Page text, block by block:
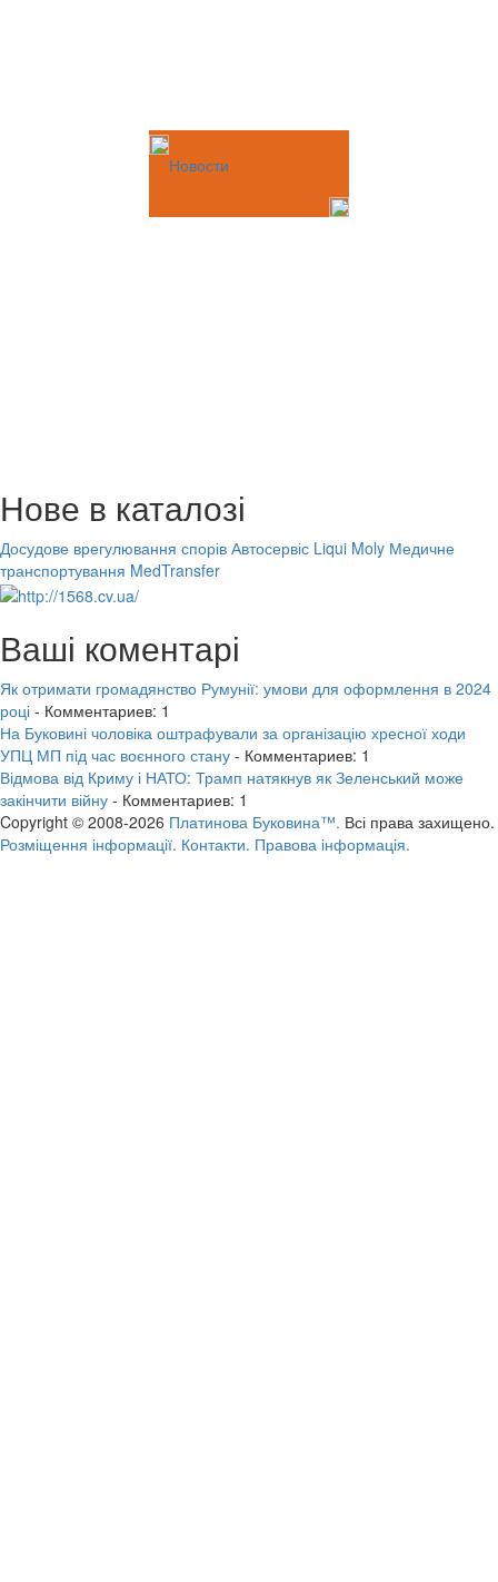
Новости
Нове в каталозі
Досудове врегулювання спорів Автосервіс Liqui Moly Медичне
транспортування MedTransfer
Ваші коментарі
Як отримати громадянство Румунії: умови для оформлення в 2024
році - Комментариев: 1
На Буковині чоловіка оштрафували за організацію хресної ходи
УПЦ МП під час воєнного стану - Комментариев: 1
Відмова від Криму і НАТО: Трамп натякнув як Зеленський може
закінчити війну - Комментариев: 1
Copyright © 2008-2026 Платинова Буковина™. Всі права захищено.
Розміщення інформації. Контакти. Правова інформація.